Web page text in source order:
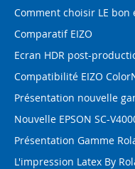
Comment choisir LE bon
Comparatif EIZO
Ecran HDR post-
Compatibilité EIZO
Présentation nouvelle
Nouvelle EPSON SC-
Présentation Gamme
L'impression Latex By